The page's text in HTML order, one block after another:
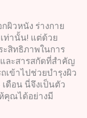
ผิวหนัง ร่างกาย
ท่านั้น! แต่ด้วย
สิทธิภาพในการ
ละสารสกัดที่สำคัญ
เข้าไปช่วยบำรุงผิว
ดือน นี่จึงเป็นตัว
คุณได้อย่างมี